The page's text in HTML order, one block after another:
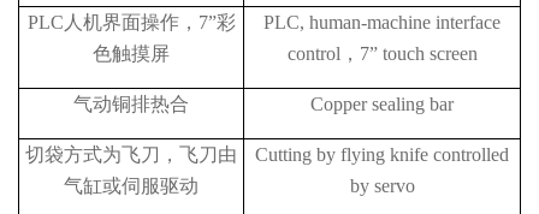
PLC人机界面操作，7”彩
色触摸屏
PLC, human-machine interface
control，7” touch screen
气动铜排热合 Copper sealing bar
切袋方式为飞刀，飞刀由
气缸或伺服驱动
Cutting by flying knife controlled
by servo